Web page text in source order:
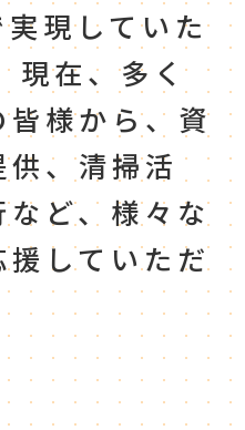
実現していた
現在、多く
皆様から、資
、清掃活
ど、様々な
していただ